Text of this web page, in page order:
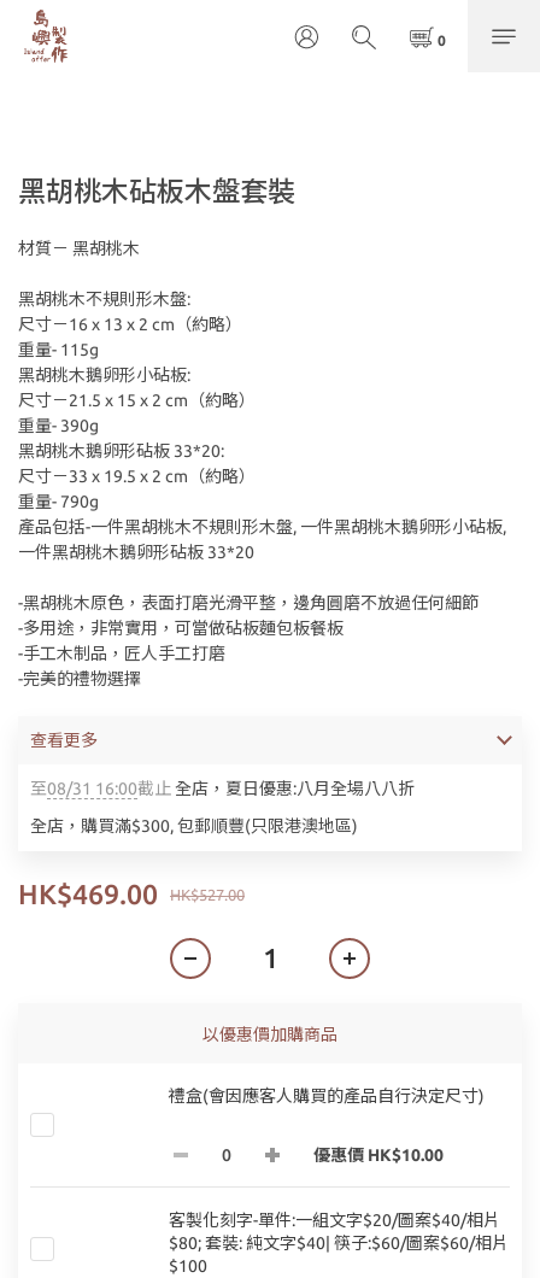
黑胡桃木砧板木盤套裝
材質－ 黑胡桃木
黑胡桃木不規則形木盤:
尺寸－16 x 13 x 2 cm（約略）
重量- 115g
黑胡桃木鵝卵形小砧板:
尺寸－21.5 x 15 x 2 cm（約略）
重量- 390g
黑胡桃木鵝卵形砧板 33*20:
尺寸－33 x 19.5 x 2 cm（約略）
重量- 790g
產品包括-一件黑胡桃木不規則形木盤, 一件黑胡桃木鵝卵形小砧板,
一件黑胡桃木鵝卵形砧板 33*20
-黑胡桃木原色，表面打磨光滑平整，邊角圓磨不放過任何細節
-多用途，非常實用，可當做砧板麵包板餐板
-手工木制品，匠人手工打磨
-完美的禮物選擇
至08/31 16:00截止全店，夏日優惠:八月全場八八折
全店，購買滿$300, 包郵順豐(只限港澳地區)
查看更多
HK$527.00
HK$469.00
以優惠價加購商品
禮盒(會因應客人購買的產品自行決定尺寸)
優惠價 HK$10.00
客製化刻字-單件:一組文字$20/圖案$40/相片
$80; 套裝: 純文字$40| 筷子:$60/圖案$60/相片
$100